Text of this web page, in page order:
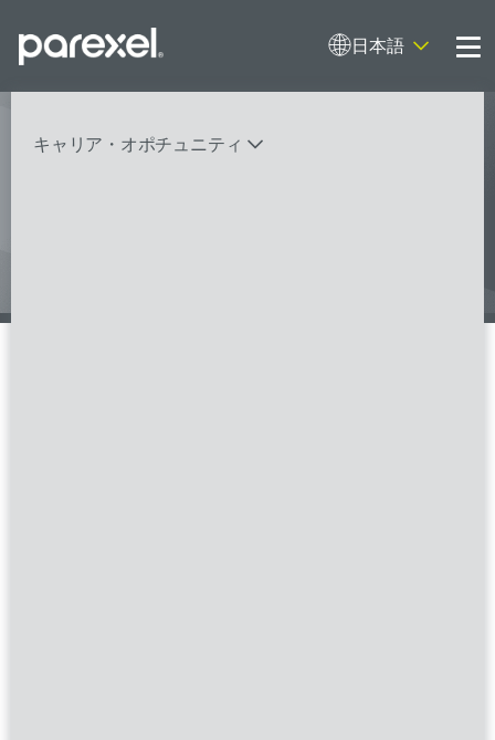
日本語
キャリア・オポチュニティ
I work in a career with a human touch.